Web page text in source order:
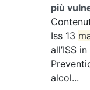
più
Iss 13
all’ISS
alcol...